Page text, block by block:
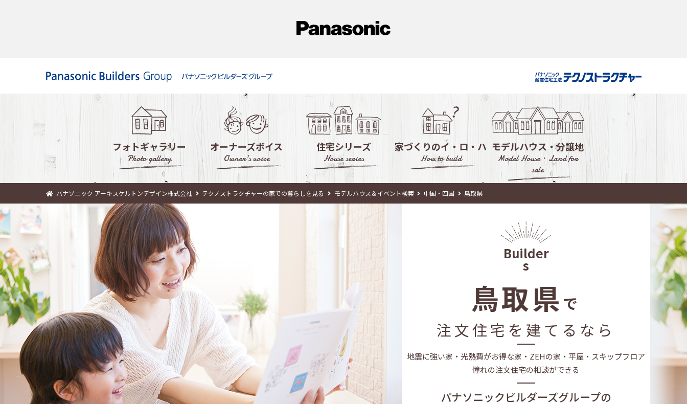
フォトギャラリー
Photo gallery
オーナーズボイス
Owner's voice
住宅シリーズ
House series
家づくりのイ・ロ・ハ
How to build
徹底活用！モデルハウス
｢転機｣への備え！｢わが家を貸す｣準備
快適のヒミツ！そのカギは「断熱」
長持ちする家！だからこそ「保証」が大事
モデルハウス・分譲地
Model House・Land for
sale
パナソニック アーキスケルトンデザイン株式会社 テクノストラクチャーの家での暮らしを見る モデルハウス＆イベント検索 中国・四国 鳥取県
鳥取県 で
注文住宅を建てるなら
地震に強い家・光熱費がお得な家・ ZEHの家・平屋・スキップフロア
憧れの注文住宅の相談ができる
パナソニックビルダーズグループの